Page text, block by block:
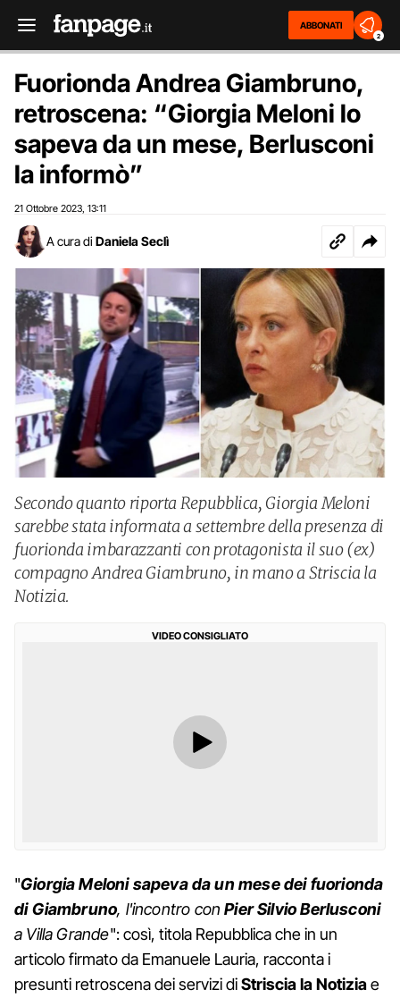
ABBONATI
2
Fuorionda Andrea Giambruno,
retroscena: “Giorgia Meloni lo
sapeva da un mese, Berlusconi
la informò”
21 Ottobre 2023 13:11
A cura di Daniela Seclì
Secondo quanto riporta Repubblica, Giorgia Meloni
sarebbe stata informata a settembre della presenza di
fuorionda imbarazzanti con protagonista il suo (ex)
compagno Andrea Giambruno, in mano a Striscia la
Notizia.
VIDEO CONSIGLIATO
"Giorgia Meloni sapeva da un mese dei fuorionda
di Giambruno, l'incontro conPier Silvio Berlusconi
a Villa Grande": così, titola Repubblica che in un
articolo firmato da Emanuele Lauria, racconta i
presunti retroscena dei servizi diStriscia la Notiziae